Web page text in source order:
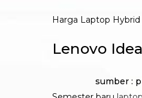
Harga Laptop
Lenovo
sumber :